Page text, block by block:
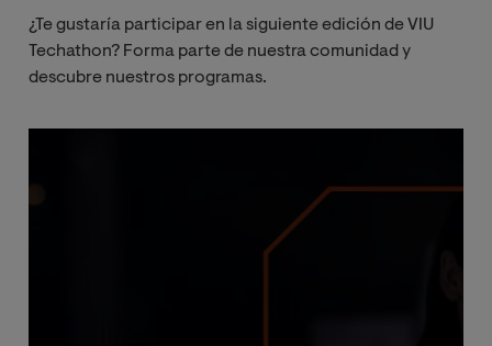
¿Te gustaría participar en la siguiente edición de VIU
Techathon? Forma parte de nuestra comunidad y
descubre nuestros programas.